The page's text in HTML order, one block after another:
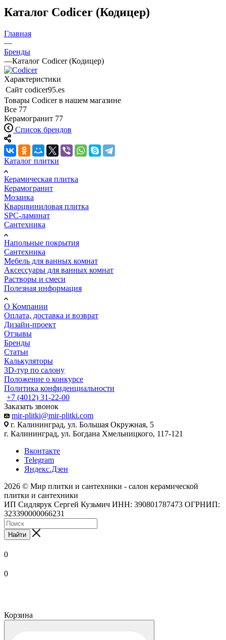
Каталог Codicer (Кодицер)
Главная
—
Бренды
—Каталог Codicer (Кодицер)
Характеристики
Сайт codicer95.es
Товары Codicer в нашем магазине
Все 77
Керамогранит 77
Список брендов
Каталог плитки
Керамическая плитка
Керамогранит
Мозаика
Кварцвиниловая плитка
SPC-ламинат
Сантехника
Напольные покрытия
Сантехника
Мебель для ванных комнат
Аксессуары для ванных комнат
Растворы и смеси
Полезная информация
О Компании
Оплата, доставка и возврат
Дизайн-проект
Отзывы
Бренды
Статьи
Калькуляторы
3D-тур по салону
Положение о конкурсе
Политика конфиденциальности
+7 (4012) 31-22-00
Заказать звонок
mir-plitki@mir-plitki.com
г. Калининград, ул. Большая Окружная, 5
г. Калининград, ул. Богдана Хмельницкого, 117-121
Вконтакте
Telegram
Яндекс.Дзен
2026 © Мир плитки и сантехники - салон керамической
плитки и сантехники
ИП Сидлярук Сергей Кузьмич ИНН: 390801787473 ОГРНИП:
323390000066231
Найти
0
0
Корзина